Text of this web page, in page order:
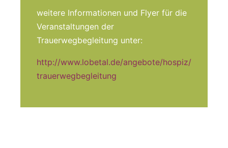
weitere Informationen und Flyer für die
Veranstaltungen der
Trauerwegbegleitung unter:
http://www.lobetal.de/angebote/hospiz/
trauerwegbegleitung